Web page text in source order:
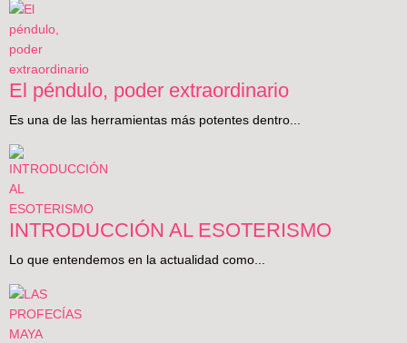
El péndulo, poder extraordinario
Es una de las herramientas más potentes dentro...
INTRODUCCIÓN AL ESOTERISMO
Lo que entendemos en la actualidad como...